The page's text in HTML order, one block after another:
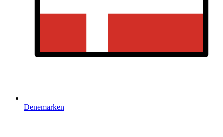
Denemarken